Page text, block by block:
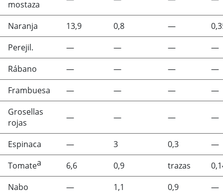
mostaza
Naranja 13,9 0,8 —
Perejil.
— — —
—
Rábano
— — —
—
Frambuesa
— — —
—
Grosellas
rojas
— — — —
Espinaca — 3 0,3
—
Tomatea 6,6 0,9 trazas
Nabo
— 1,1 0,9
—